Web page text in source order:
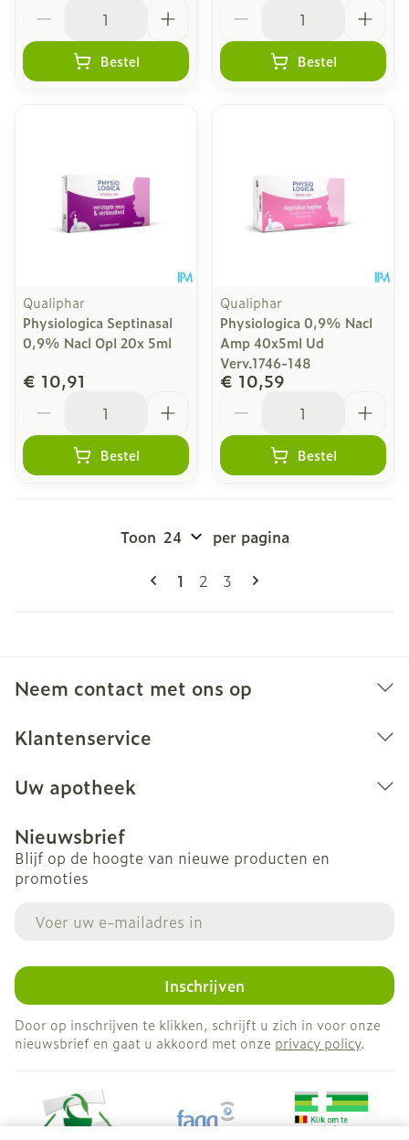
Bestel Bestel
Qualiphar
Physiologica Septinasal
0,9% Nacl Opl 20x 5ml
€ 10,91
Bestel
Qualiphar
Physiologica 0,9% Nacl
Amp 40x5ml Ud
Verv.1746-148
€ 10,59
Bestel
Pagina's
U lees momenteel pagina
1 Pagina
2 Pagina
3
Toon per pagina
Neem contact met ons op
Klantenservice
Uw apotheek
Nieuwsbrief
Blijf op de hoogte van nieuwe producten en
promoties
Inschrijven
Door op inschrijven te klikken, schrijft u zich in voor onze
nieuwsbrief en gaat u akkoord met onze privacy policy.